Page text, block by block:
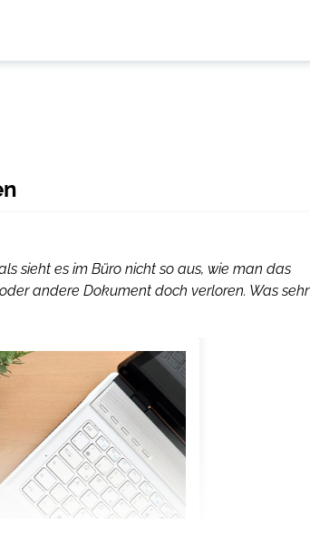
sieht es im Büro nicht so aus, wie man das
andere Dokument doch verloren. Was sehr